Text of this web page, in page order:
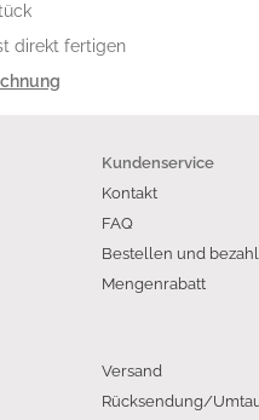
direkt fertigen
Kundenservice
Kontakt
FAQ
Bestellen und
Mengenrabatt
Versand
Rücksendung/